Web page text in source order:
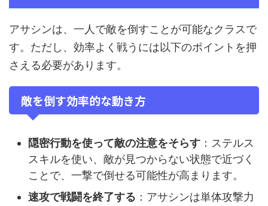
アサシンは、一人で敵を倒すことが可能なクラスで
す。ただし、効率よく戦うには以下のポイントを押
さえる必要があります。
敵を倒す効率的な動き方
隠密行動を使って敵の注意をそらす ：ステルス
スキルを使い、敵が見つからない状態で近づく
ことで、一撃で倒せる可能性が高まります。
速攻で戦闘を終了する ：アサシンは単体攻撃力